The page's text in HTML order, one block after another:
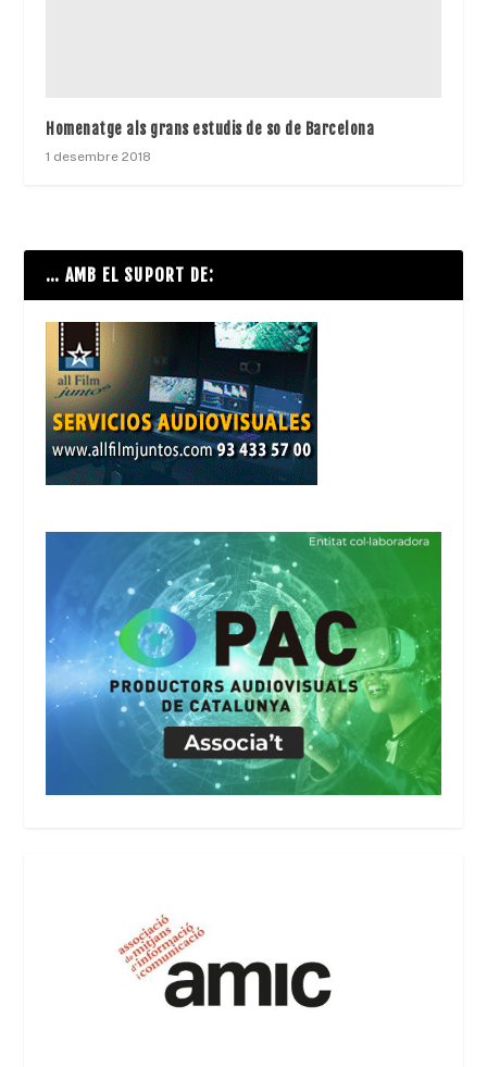
Homenatge als grans estudis de so de Barcelona
1 desembre 2018
… AMB EL SUPORT DE: